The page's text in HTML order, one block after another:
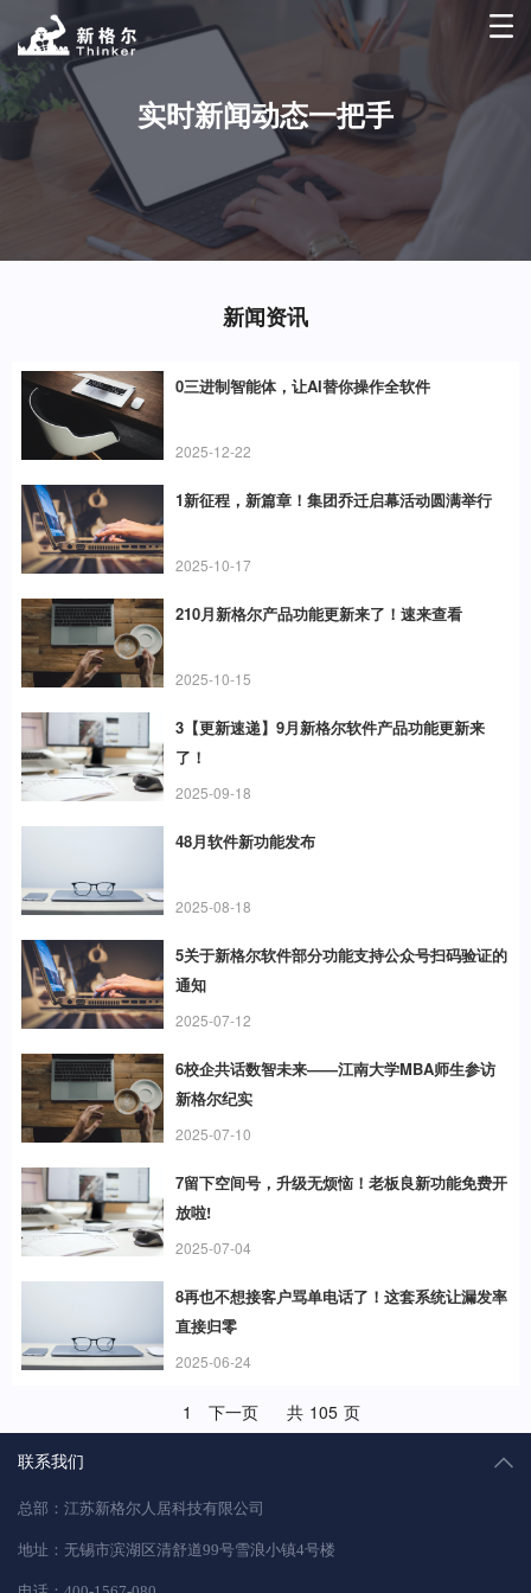
实时新闻动态一把手
新闻资讯
0三进制智能体，让AI替你操作全软件
2025-12-22
1新征程，新篇章！集团乔迁启幕活动圆满举行
2025-10-17
210月新格尔产品功能更新来了！速来查看
2025-10-15
3【更新速递】9月新格尔软件产品功能更新来
了！
2025-09-18
48月软件新功能发布
2025-08-18
5关于新格尔软件部分功能支持公众号扫码验证的
通知
2025-07-12
6校企共话数智未来——江南大学MBA师生参访
新格尔纪实
2025-07-10
7留下空间号，升级无烦恼！老板良新功能免费开
放啦!
2025-07-04
8再也不想接客户骂单电话了！这套系统让漏发率
直接归零
2025-06-24
1 下一页 共 105 页
联系我们
总部：江苏新格尔人居科技有限公司
地址：无锡市滨湖区清舒道99号雪浪小镇4号楼